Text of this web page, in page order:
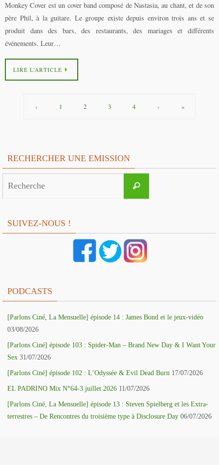
Monkey Cover est un cover band composé de Nastasia, au chant, et de son
père Phil, à la guitare. Le groupe existe depuis environ trois ans et se
produit dans des bars, des restaurants, des mariages et différents
événements. Leur…
LIRE L’ARTICLE
‹ 1 2 3 4 › »
RECHERCHER UNE EMISSION
Recherche
SUIVEZ-NOUS !
PODCASTS
[Parlons Ciné, La Mensuelle] épisode 14 : James Bond et le jeux-vidéo
03/08/2026
[Parlons Ciné] épisode 103 : Spider-Man – Brand New Day & I Want Your
Sex 31/07/2026
[Parlons Ciné] épisode 102 : L’Odyssée & Evil Dead Burn 17/07/2026
EL PADRINO Mix N°64-3 juillet 2026 11/07/2026
[Parlons Ciné, La Mensuelle] épisode 13 : Steven Spielberg et les Extra-
terrestres – De Rencontres du troisième type à Disclosure Day 06/07/2026